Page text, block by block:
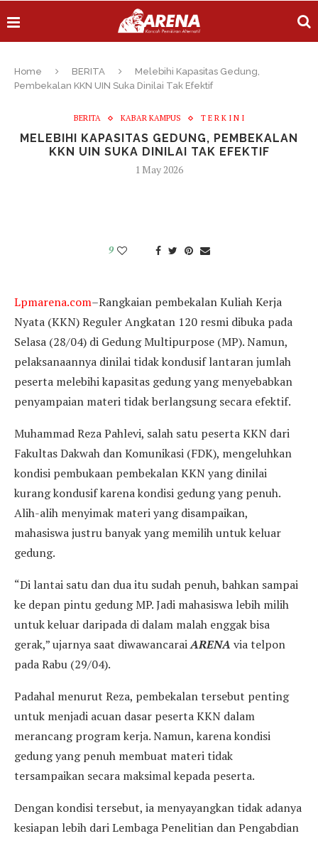
Home BERITA
Melebihi Kapasitas Gedung,
Pembekalan KKN UIN Suka Dinilai Tak Efektif
BERITA KABAR KAMPUS T E R K I N I
MELEBIHI KAPASITAS GEDUNG, PEMBEKALAN
KKN UIN SUKA DINILAI TAK EFEKTIF
1 May 2026
9
Lpmarena.com–Rangkaian pembekalan Kuliah Kerja
Nyata (KKN) Reguler Angkatan 120 resmi dibuka pada
Selasa (28/04) di Gedung Multipurpose (MP). Namun,
pelaksanaannya dinilai tidak kondusif lantaran jumlah
peserta melebihi kapasitas gedung yang menyebabkan
penyampaian materi tidak berlangsung secara efektif.
Muhammad Reza Pahlevi, salah satu peserta KKN dari
Fakultas Dakwah dan Komunikasi (FDK), mengeluhkan
kondisi pembukaan pembekalan KKN yang dinilai
kurang kondusif karena kondisi gedung yang penuh.
Alih-alih menyimak materi yang disampaikan,
mahasiswa justru banyak yang memilih untuk keluar
gedung.
“Di lantai satu dan dua itu sudah penuh, bahkan sampai
ke depan pintu gedung MP. Jadi mahasiswa lebih milih
untuk keluar daripada di dalam malah enggak bisa
gerak,” ujarnya saat diwawancaraiARENA via telpon
pada Rabu (29/04).
Padahal menurut Reza, pembekalan tersebut penting
untuk menjadi acuan dasar peserta KKN dalam
merancang program kerja. Namun, karena kondisi
gedung yang penuh membuat materi tidak
tersampaikan secara maksimal kepada peserta.
Dengan kondisi tersebut, ia menyayangkan tidak adanya
kesiapan lebih dari Lembaga Penelitian dan Pengabdian